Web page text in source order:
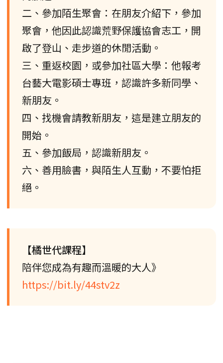
二、參加陌生聚會：在朋友介紹下，參加
聚會，他因此認識荒野保護協會志工，開
啟了登山、走步道的休閒活動。
三、重返校園，或參加社區大學：他報考
台藝大電影碩士專班，認識許多新同學、
新朋友。
四、找機會請教新朋友，這是建立朋友的
開始。
五、參加飯局，認識新朋友。
六、善用臉書，與陌生人互動，不要怕拒
絕。
【橘世代課程】
陪伴您成為有趣而溫暖的大人》
https://bit.ly/44stv2z